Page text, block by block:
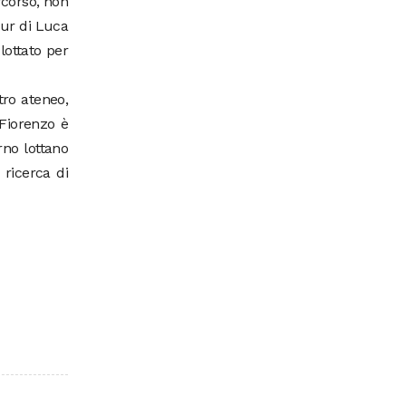
di Luca
per
ateneo,
è
lottano
ricerca di